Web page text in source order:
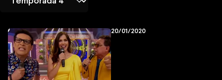
20/01/2020